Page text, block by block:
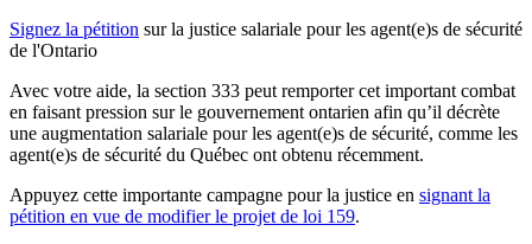
Signez la pétition surla justice salariale pour les agent(e)s de sécurité
de l'Ontario
Avec votre aide, la section 333 peut remporter cet important combat
en faisant pression sur le gouvernement ontarien afin qu’il décrète
une augmentation salariale pour les agent(e)s de sécurité, comme les
agent(e)s de sécurité du Québec ont obtenu récemment.
Appuyez cette importante campagne pour la justice en signant la
pétition en vue de modifier le projet de loi 159.